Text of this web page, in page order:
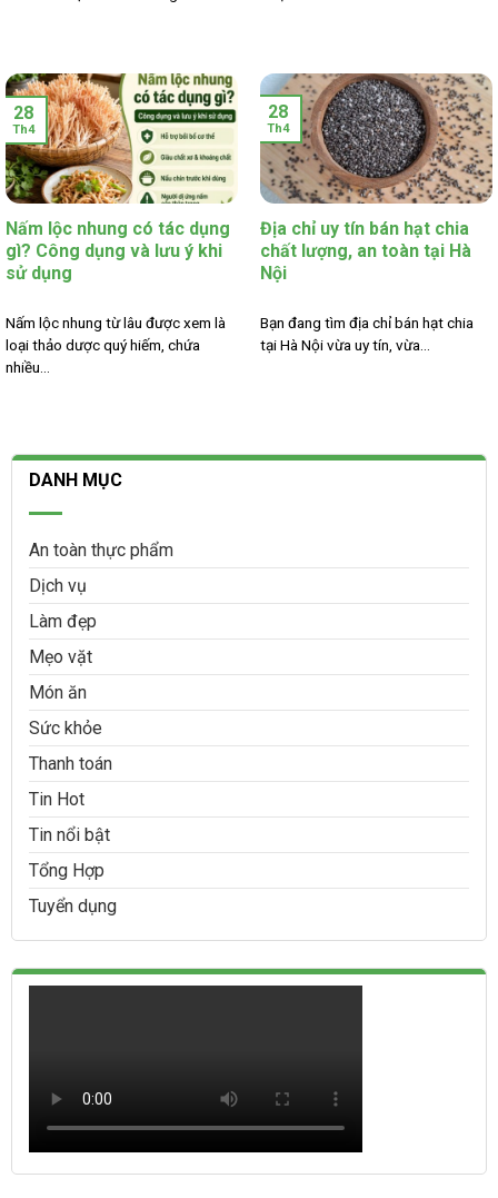
Nấm lộc nhung có tác dụng
gì? Công dụng và lưu ý khi
sử dụng
Nấm lộc nhung từ lâu được xem là
loại thảo dược quý hiếm, chứa
nhiều...
28
Th4
Địa chỉ uy tín bán hạt chia
chất lượng, an toàn tại Hà
Nội
Bạn đang tìm địa chỉ bán hạt chia
tại Hà Nội vừa uy tín, vừa...
28
Th4
DANH MỤC
An toàn thực phẩm
Dịch vụ
Làm đẹp
Mẹo vặt
Món ăn
Sức khỏe
Thanh toán
Tin Hot
Tin nổi bật
Tổng Hợp
Tuyển dụng